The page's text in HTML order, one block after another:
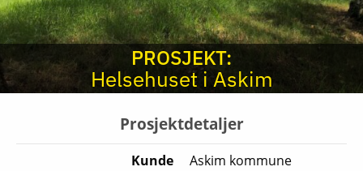
PROSJEKT:
Helsehuset i Askim
Prosjektdetaljer
Kunde
Askim kommune